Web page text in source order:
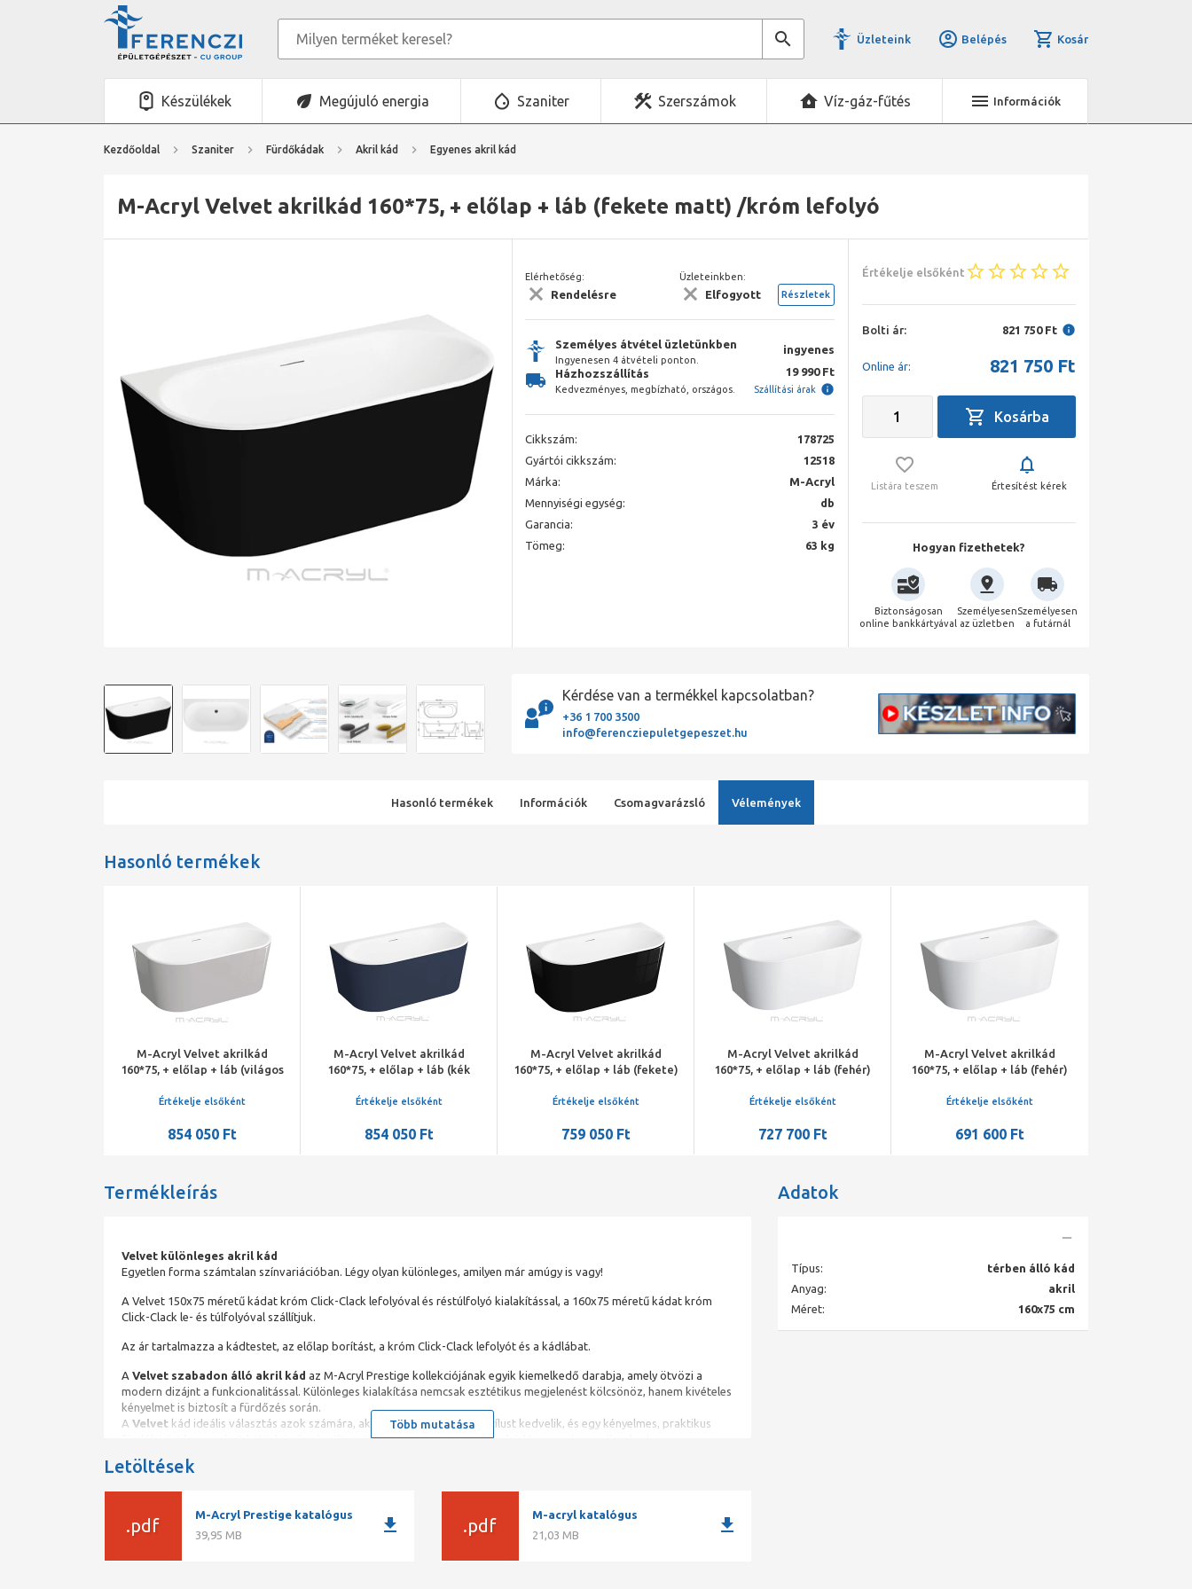
Üzleteink Belépés Kosár
Készülékek Megújuló energia Szaniter Szerszámok Víz-gáz-fűtés Információk
Kezdőoldal Szaniter Fürdőkádak Akril kád Egyenes akril kád
M-Acryl Velvet akrilkád 160*75, + előlap + láb (fekete matt) /króm lefolyó
Elérhetőség:
Rendelésre
Üzleteinkben:
Elfogyott Részletek
Személyes átvétel üzletünkben
Ingyenesen 4 átvételi ponton.
ingyenes
Házhozszállítás
Kedvezményes, megbízható, országos.
19 990 Ft
Szállítási árak
Cikkszám:
178725
Gyártói cikkszám:
12518
Márka:
M-Acryl
Mennyiségi egység:
db
Garancia:
3 év
Tömeg:
63 kg
Értékelje elsőként
Bolti ár: 821 750 Ft
Online ár: 821 750 Ft
Listára teszem Értesítést kérek
Hogyan fizethetek?
Biztonságosan
online bankkártyával
Személyesen
az üzletben
Személyesen
a futárnál
Kérdése van a termékkel kapcsolatban?
+36 1 700 3500
info@ferencziepuletgepeszet.hu
Hasonló termékek Információk Csomagvarázsló Vélemények
Hasonló termékek
M-Acryl Velvet akrilkád
160*75, + előlap + láb (világos
Értékelje elsőként
854 050 Ft
M-Acryl Velvet akrilkád
160*75, + előlap + láb (kék
Értékelje elsőként
854 050 Ft
M-Acryl Velvet akrilkád
160*75, + előlap + láb (fekete)
Értékelje elsőként
759 050 Ft
M-Acryl Velvet akrilkád
160*75, + előlap + láb (fehér)
Értékelje elsőként
727 700 Ft
M-Acryl Velvet akrilkád
160*75, + előlap + láb (fehér)
Értékelje elsőként
691 600 Ft
Termékleírás
Velvet különleges akril kád
Egyetlen forma számtalan színvariációban. Légy olyan különleges, amilyen már amúgy is vagy!
A Velvet 150x75 méretű kádat króm Click-Clack lefolyóval és réstúlfolyó kialakítással, a 160x75 méretű kádat króm
Click-Clack le- és túlfolyóval szállítjuk.
Az ár tartalmazza a kádtestet, az előlap borítást, a króm Click-Clack lefolyót és a kádlábat.
A Velvet szabadon álló akril kád az M-Acryl Prestige kollekciójának egyik kiemelkedő darabja, amely ötvözi a
modern dizájnt a funkcionalitással. Különleges kialakítása nemcsak esztétikus megjelenést kölcsönöz, hanem kivételes
kényelmet is biztosít a fürdőzés során.
A Velvet kád ideális választás azok számára, akik a letisztult, modern stílust kedvelik, és egy kényelmes, praktikus
fürdőkádat keresnek. A különböző színváltozatok lehetővé teszik, hogy a kád harmonikusan illeszkedjen a
fürdőszoba egyedi stílusához.
Tapasztalja meg a luxust a Velvet szabadon álló akril káddal, amely elegáns és modern megjelenést kölcsönöz
fürdőszobájának. A Prestige kádak ergonomikus kialakítása tökéletesen illeszkedik a test formájához, így
Anyaga akril, így biztos lehet arról, hogy kádja könnyen tisztán tartható, és jó hőtartásának köszönhetően mindig
Több mutatása
Letöltések
.pdf
M-Acryl Prestige katalógus
39,95 MB
download .pdf
M-acryl katalógus
21,03 MB
download
Adatok
Típus:
térben álló kád
Anyag:
akril
Méret:
160x75 cm